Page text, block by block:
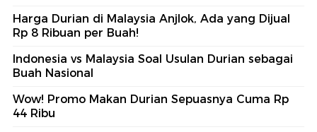
Harga Durian di Malaysia Anjlok, Ada yang Dijual
Rp 8 Ribuan per Buah!
Indonesia vs Malaysia Soal Usulan Durian sebagai
Buah Nasional
Wow! Promo Makan Durian Sepuasnya Cuma Rp
44 Ribu